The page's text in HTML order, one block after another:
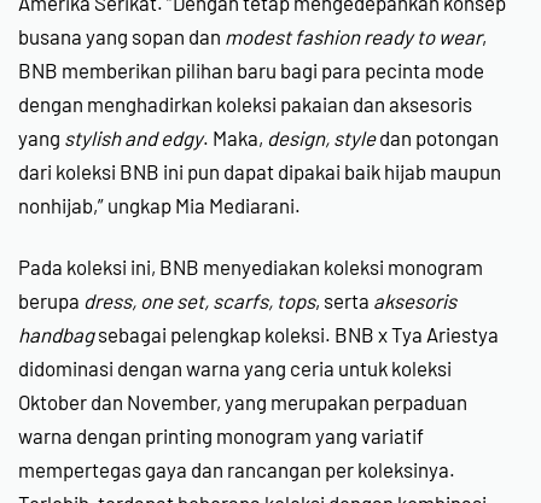
busana yang sopan dan modest fashion ready to wear,
BNB memberikan pilihan baru bagi para pecinta mode
dengan menghadirkan koleksi pakaian dan aksesoris
yang stylish and edgy. Maka, design, styledan potongan
dari koleksi BNB ini pun dapat dipakai baik hijab maupun
nonhijab,” ungkap Mia Mediarani.
Pada koleksi ini, BNB menyediakan koleksi monogram
berupa dress, one set, scarfs, tops, serta aksesoris
handbagsebagai pelengkap koleksi. BNB x Tya Ariestya
didominasi dengan warna yang ceria untuk koleksi
Oktober dan November, yang merupakan perpaduan
warna dengan printing monogram yang variatif
mempertegas gaya dan rancangan per koleksinya.